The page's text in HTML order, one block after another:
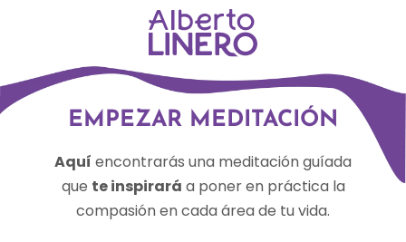
EMPEZAR MEDITACIÓN
Aquí encontrarás una meditación guíada
que te inspirará a poner en práctica la
compasión en cada área de tu vida.